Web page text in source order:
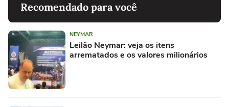
Recomendado para você
NEYMAR
Leilão Neymar: veja os itens
arrematados e os valores milionários